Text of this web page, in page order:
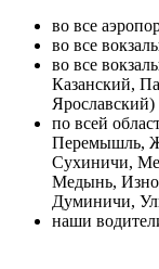
во все
во все
во все
Казанский,
Ярославский)
по всей
Перемышль,
Сухиничи,
Медынь,
Думиничи,
наши